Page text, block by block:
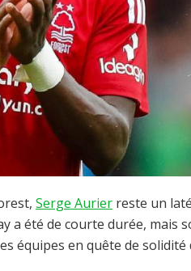
Serge Aurier reste un
a été de courte durée, mais
équipes en quête de solidité